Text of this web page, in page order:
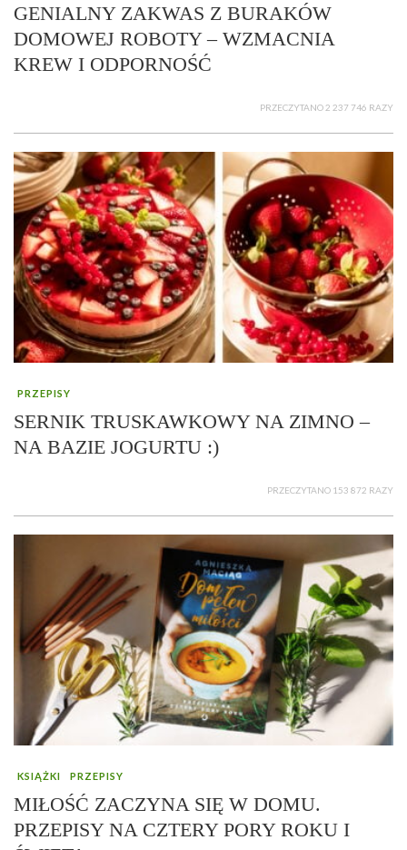
GENIALNY ZAKWAS Z BURAKÓW
DOMOWEJ ROBOTY – WZMACNIA
KREW I ODPORNOŚĆ
PRZECZYTANO 2 237 746 RAZY
PRZEPISY
SERNIK TRUSKAWKOWY NA ZIMNO –
NA BAZIE JOGURTU :)
PRZECZYTANO 153 872 RAZY
KSIĄŻKI PRZEPISY
MIŁOŚĆ ZACZYNA SIĘ W DOMU.
PRZEPISY NA CZTERY PORY ROKU I